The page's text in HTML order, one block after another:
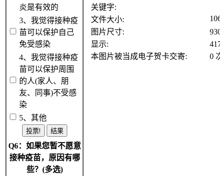
炎是有效的
3、我觉得接种疫
苗可以保护自己
免受感染
4、我觉得接种疫
苗可以保护周围
的人(家人、朋
友、同事)不受感
染
5、其他
Q6：如果您暂不愿意
接种疫苗，原因有哪
些？(多选)
关键字:
文件大小:
图片尺寸:
显示:
本图片被当成电子贺卡交寄:
0